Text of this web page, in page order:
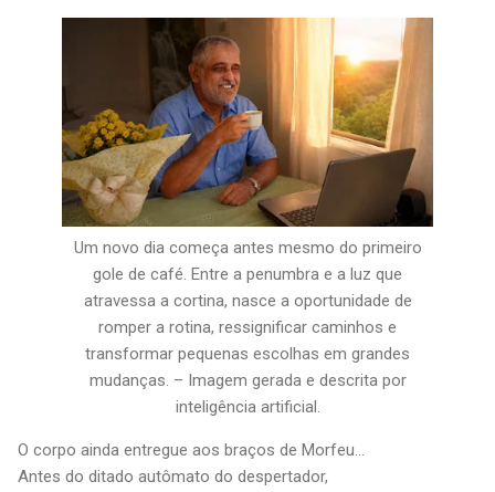
Um novo dia começa antes mesmo do primeiro
gole de café. Entre a penumbra e a luz que
atravessa a cortina, nasce a oportunidade de
romper a rotina, ressignificar caminhos e
transformar pequenas escolhas em grandes
mudanças. – Imagem gerada e descrita por
inteligência artificial.
O corpo ainda entregue aos braços de Morfeu…
Antes do ditado autômato do despertador,